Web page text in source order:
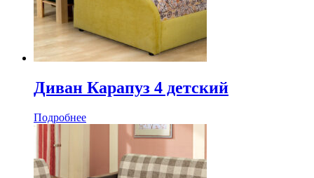
Диван Карапуз 4 детский
Подробнее